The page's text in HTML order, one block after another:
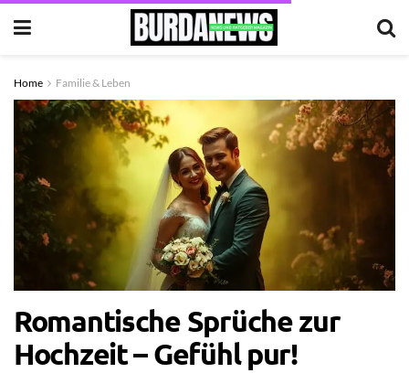
Home Familie & Leben
Romantische Sprüche zur
Hochzeit – Gefühl pur!